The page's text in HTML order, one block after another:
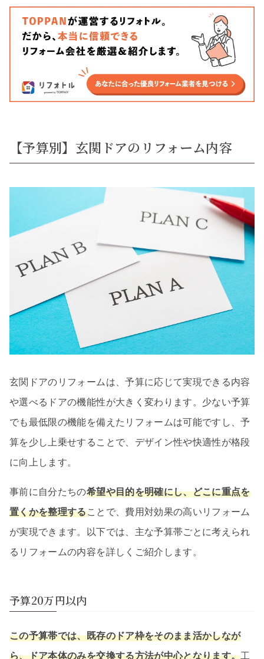
【予算別】玄関ドアのリフォーム内容
玄関ドアのリフォームは、予算に応じて実現できる内容
や選べるドアの機能性が大きく変わります。少ない予算
でも最低限の機能を備えたリフォームは可能ですし、予
算を少し上乗せすることで、デザイン性や快適性が格段
に向上します。
事前に自分たちの希望や目的を明確にし、どこに重点を
置くかを整理することで、費用対効果の高いリフォーム
が実現できます。以下では、主な予算帯ごとに考えられ
るリフォームの内容を詳しくご紹介します。
予算20万円以内
この予算帯では、既存のドア枠をそのまま活かしなが
ら、ドア本体のみを交換する方法が中心となります。工